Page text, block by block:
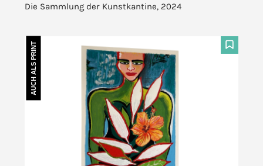
Die Sammlung der Kunstkantine, 2024
F
AUCH ALS PRINT